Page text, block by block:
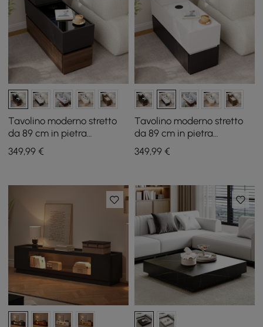
Tavolino moderno stretto
da 89 cm in pietra
sinterizzata con USB e
contenitore
349,99 €
Tavolino moderno stretto
da 89 cm in pietra
sinterizzata con USB e
contenitore
349,99€